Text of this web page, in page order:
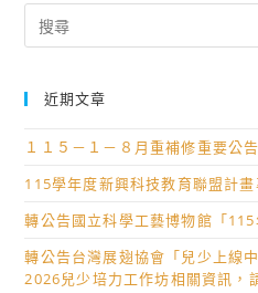
for:
近期文章
１１５－１－８月重補修重要公告
115學年度新興科技教育聯盟計
轉公告國立科學工藝博物館「
轉公告台灣展翅協會「兒少上線
2026兒少培力工作坊相關資訊，